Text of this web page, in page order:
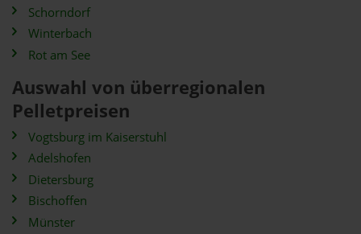
Schorndorf
Winterbach
Rot am See
Auswahl von überregionalen
Pelletpreisen
Vogtsburg im Kaiserstuhl
Adelshofen
Dietersburg
Bischoffen
Münster